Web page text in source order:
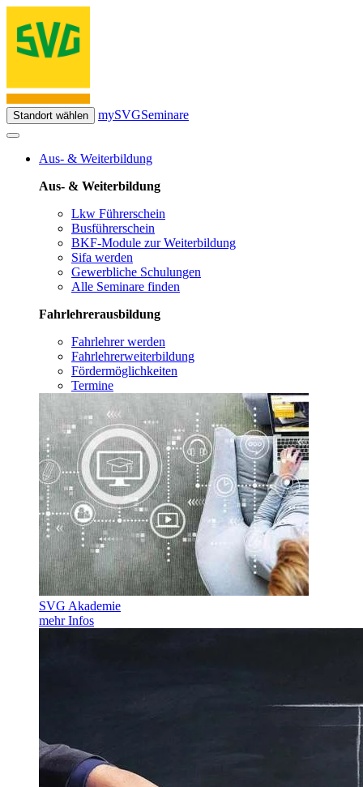
Standort wählen mySVGSeminare
Aus- & Weiterbildung
Aus- & Weiterbildung
Lkw Führerschein
Busführerschein
BKF-Module zur Weiterbildung
Sifa werden
Gewerbliche Schulungen
Alle Seminare finden
Fahrlehrerausbildung
Fahrlehrer werden
Fahrlehrerweiterbildung
Fördermöglichkeiten
Termine
SVG Akademie
mehr Infos